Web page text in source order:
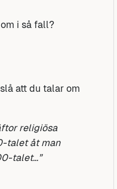
i så fall?
att du talar om
religiösa
talet åt man
talet…”